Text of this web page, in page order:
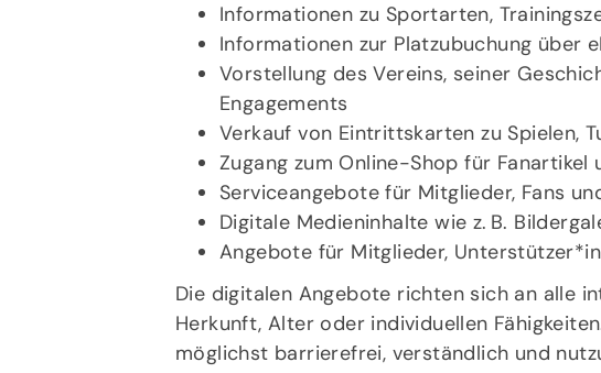
Informationen zu Sportarten,
Informationen zur Platzubuchung über
Vorstellung des Vereins, seiner
Engagements
Verkauf von Eintrittskarten zu Spielen,
Zugang zum Online-Shop für Fanartikel
Serviceangebote für Mitglieder, Fans
Digitale Medieninhalte wie z. B.
Angebote für Mitglieder,
Die digitalen Angebote richten sich an alle
Herkunft, Alter oder individuellen
möglichst barrierefrei, verständlich und